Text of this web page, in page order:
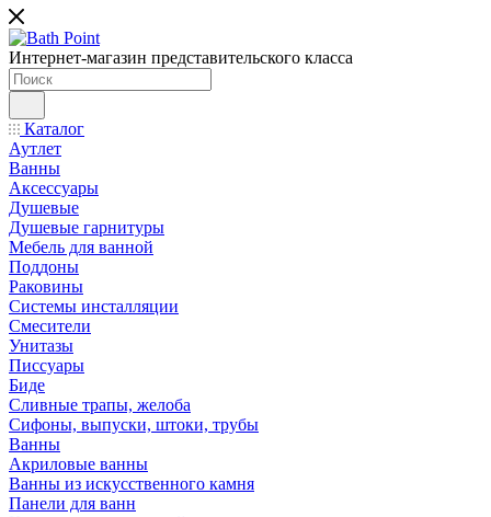
Интернет-магазин представительского класса
Каталог
Аутлет
Ванны
Аксессуары
Душевые
Душевые гарнитуры
Мебель для ванной
Поддоны
Раковины
Системы инсталляции
Смесители
Унитазы
Писсуары
Биде
Сливные трапы, желоба
Сифоны, выпуски, штоки, трубы
Ванны
Акриловые ванны
Ванны из искусственного камня
Панели для ванн